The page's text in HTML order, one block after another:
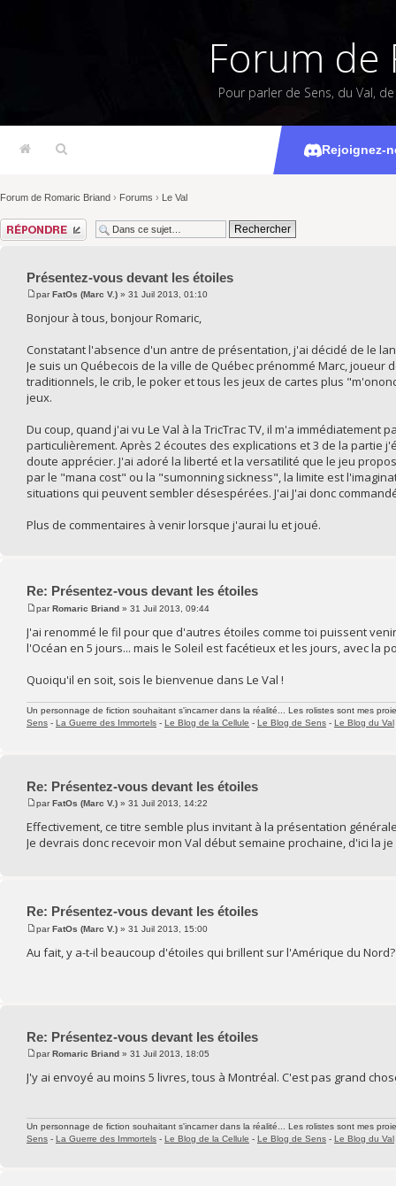
Forum de
Pour parler de Sens, du Val,
Rejoignez-
Forum de Romaric Briand › Forums › Le Val
Répondre
Présentez-vous devant les étoiles
parFatOs (Marc V.) » 31 Juil 2013, 01:10
Bonjour à tous, bonjour Romaric,
Constatant l'absence d'un antre de présentation, j'ai décidé de le
Je suis un Québecois de la ville de Québec prénommé Marc,
traditionnels, le crib, le poker et tous les jeux de cartes plus
jeux.
Du coup, quand j'ai vu Le Val à la TricTrac TV, il m'a
particulièrement. Après 2 écoutes des explications et 3 de la partie
doute apprécier. J'ai adoré la liberté et la versatilité que le jeu
par le "mana cost" ou la "sumonning sickness", la limite est
situations qui peuvent sembler désespérées. J'ai J'ai donc
Plus de commentaires à venir lorsque j'aurai lu et joué.
Re: Présentez-vous devant les étoiles
parRomaric Briand » 31 Juil 2013, 09:44
J'ai renommé le fil pour que d'autres étoiles comme toi puissent
l'Océan en 5 jours... mais le Soleil est facétieux et les jours, avec la
Quoiqu'il en soit, sois le bienvenue dans Le Val !
Un personnage de fiction souhaitant s'incarner dans la réalité... Les rolistes sont mes
Sens - La Guerre des Immortels - Le Blog de la Cellule - Le Blog de Sens - Le Blog du Val
Re: Présentez-vous devant les étoiles
parFatOs (Marc V.) » 31 Juil 2013, 14:22
Effectivement, ce titre semble plus invitant à la présentation
Je devrais donc recevoir mon Val début semaine prochaine, d'ici la
Re: Présentez-vous devant les étoiles
parFatOs (Marc V.) » 31 Juil 2013, 15:00
Au fait, y a-t-il beaucoup d'étoiles qui brillent sur l'Amérique du Nord?
Re: Présentez-vous devant les étoiles
parRomaric Briand » 31 Juil 2013, 18:05
J'y ai envoyé au moins 5 livres, tous à Montréal. C'est pas grand
Un personnage de fiction souhaitant s'incarner dans la réalité... Les rolistes sont mes
Sens - La Guerre des Immortels - Le Blog de la Cellule - Le Blog de Sens - Le Blog du Val